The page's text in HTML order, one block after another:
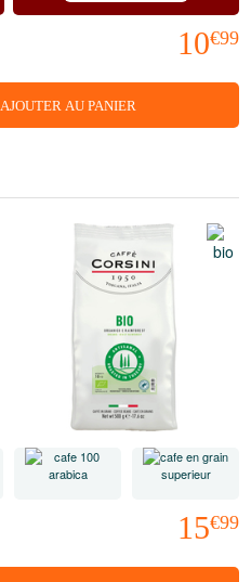
10€99
AJOUTER AU PANIER
15€99